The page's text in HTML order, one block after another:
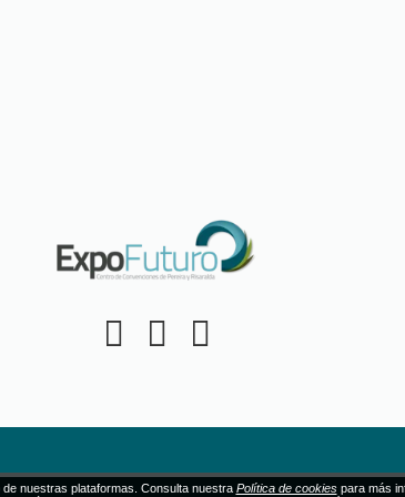
nuestras plataformas. Consulta nuestra Política de cookiespara más